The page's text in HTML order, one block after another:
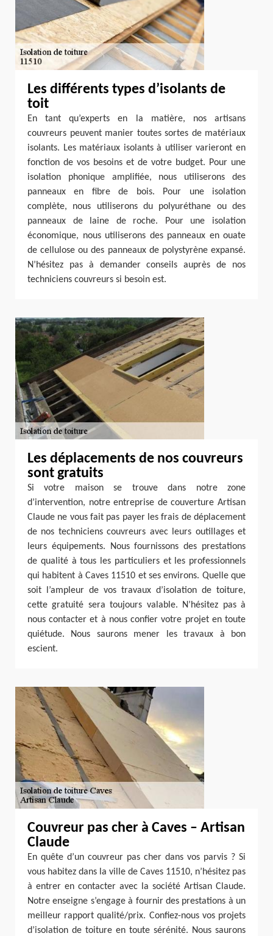
Les différents types d’isolants de
toit
En tant qu’experts en la matière, nos artisans
couvreurs peuvent manier toutes sortes de matériaux
isolants. Les matériaux isolants à utiliser varieront en
fonction de vos besoins et de votre budget. Pour une
isolation phonique amplifiée, nous utiliserons des
panneaux en fibre de bois. Pour une isolation
complète, nous utiliserons du polyuréthane ou des
panneaux de laine de roche. Pour une isolation
économique, nous utiliserons des panneaux en ouate
de cellulose ou des panneaux de polystyrène expansé.
N’hésitez pas à demander conseils auprès de nos
techniciens couvreurs si besoin est.
Les déplacements de nos couvreurs
sont gratuits
Si votre maison se trouve dans notre zone
d’intervention, notre entreprise de couverture Artisan
Claude ne vous fait pas payer les frais de déplacement
de nos techniciens couvreurs avec leurs outillages et
leurs équipements. Nous fournissons des prestations
de qualité à tous les particuliers et les professionnels
qui habitent à Caves 11510 et ses environs. Quelle que
soit l’ampleur de vos travaux d’isolation de toiture,
cette gratuité sera toujours valable. N’hésitez pas à
nous contacter et à nous confier votre projet en toute
quiétude. Nous saurons mener les travaux à bon
escient.
Couvreur pas cher à Caves – Artisan
Claude
En quête d’un couvreur pas cher dans vos parvis ? Si
vous habitez dans la ville de Caves 11510, n’hésitez pas
à entrer en contacter avec la société Artisan Claude.
Notre enseigne s’engage à fournir des prestations à un
meilleur rapport qualité/prix. Confiez-nous vos projets
d’isolation de toiture en toute sérénité. Nous saurons